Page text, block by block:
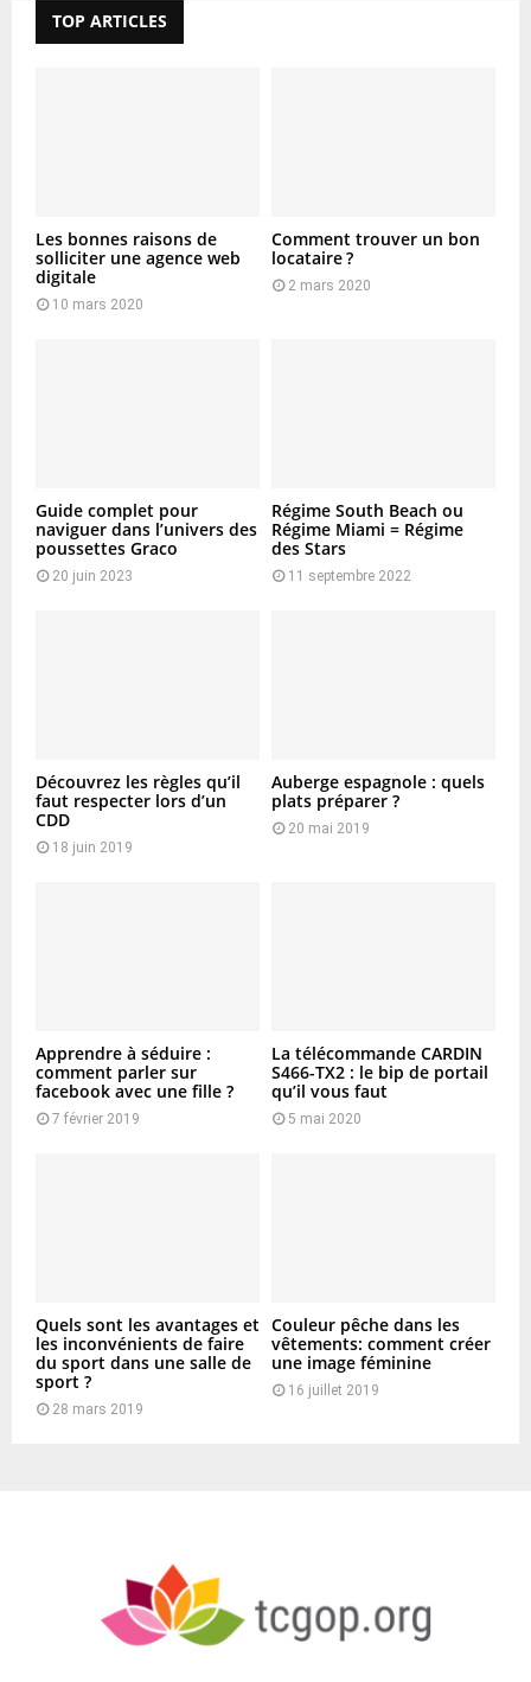
TOP ARTICLES
Les bonnes raisons de
solliciter une agence web
digitale
10 mars 2020
Comment trouver un bon
locataire ?
2 mars 2020
Guide complet pour
naviguer dans l’univers des
poussettes Graco
20 juin 2023
Régime South Beach ou
Régime Miami = Régime
des Stars
11 septembre 2022
Découvrez les règles qu’il
faut respecter lors d’un
CDD
18 juin 2019
Auberge espagnole : quels
plats préparer ?
20 mai 2019
Apprendre à séduire :
comment parler sur
facebook avec une fille ?
7 février 2019
La télécommande CARDIN
S466-TX2 : le bip de portail
qu’il vous faut
5 mai 2020
Quels sont les avantages et
les inconvénients de faire
du sport dans une salle de
sport ?
28 mars 2019
Couleur pêche dans les
vêtements: comment créer
une image féminine
16 juillet 2019